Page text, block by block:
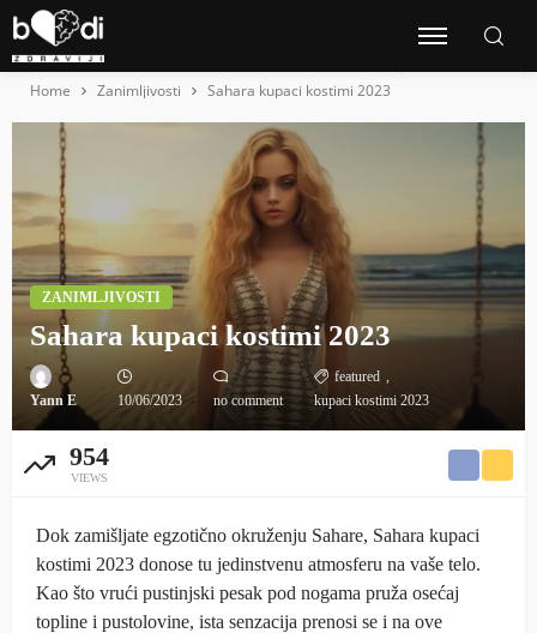
Home Zanimljivosti Sahara kupaci kostimi 2023
ZANIMLJIVOSTI
Sahara kupaci kostimi 2023
Yann E 10/06/2023 no comment
featured
kupaci kostimi 2023
954
VIEWS
Dok zamišljate egzotično okruženju Sahare, Sahara kupaci
kostimi 2023 donose tu jedinstvenu atmosferu na vaše telo.
Kao što vrući pustinjski pesak pod nogama pruža osećaj
topline i pustolovine, ista senzacija prenosi se i na ove